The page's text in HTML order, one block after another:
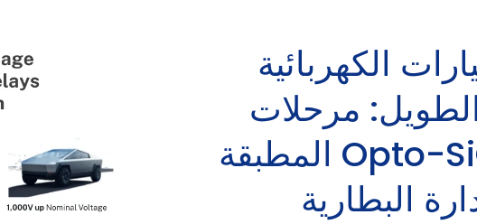
الكهربائية
مرحلات
Opto-SiC MOSFET المطبقة
البطارية